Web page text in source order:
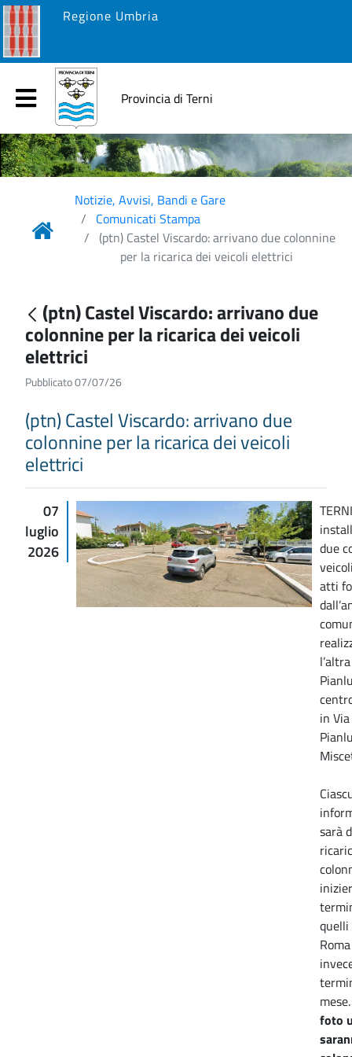
Regione Umbria
Provincia di Terni
Notizie, Avvisi, Bandi e Gare
Comunicati Stampa
(ptn) Castel Viscardo: arrivano due colonnine
per la ricarica dei veicoli elettrici
(ptn) Castel Viscardo: arrivano due
colonnine per la ricarica dei veicoli
elettrici
Pubblicato 07/07/26
(ptn) Castel Viscardo: arrivano due
colonnine per la ricarica dei veicoli
elettrici
07
luglio
2026
due
atti
in
sarà
quelli
foto